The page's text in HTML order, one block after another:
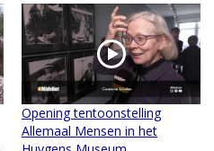
Opening tentoonstelling
Allemaal Mensen in het